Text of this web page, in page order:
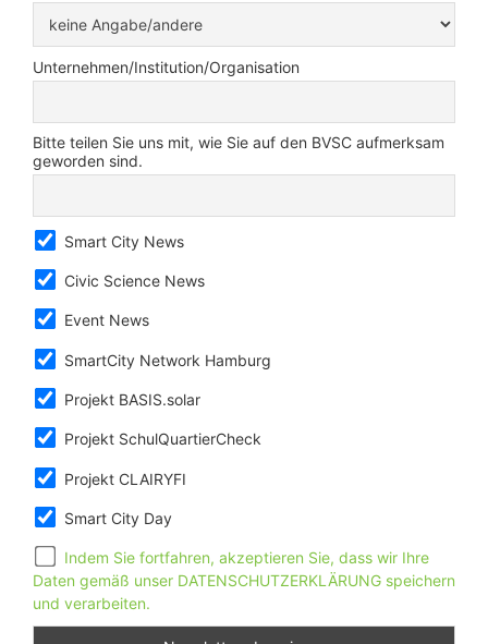
Unternehmen/Institution/Organisation
Bitte teilen Sie uns mit, wie Sie auf den BVSC aufmerksam
geworden sind.
Smart City News
Civic Science News
Event News
SmartCity Network Hamburg
Projekt BASIS.solar
Projekt SchulQuartierCheck
Projekt CLAIRYFI
Smart City Day
Indem Sie fortfahren, akzeptieren Sie, dass wir Ihre
Daten gemäß unser DATENSCHUTZERKLÄRUNG speichern
und verarbeiten.